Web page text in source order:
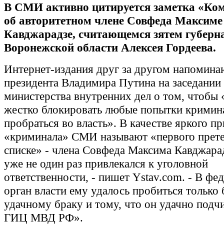
В СМИ активно цитируется заметка
об авторитетном члене Совфеда Максиме
Кавджарадзе, считающемся зятем
Воронежской области Алексея Гордеева.
Интернет-издания друг за другом
президента Владимира Путина на заседании
министерства внутренних дел о том, чтобы
жестко блокировать любые попытки
пробраться во власть». В качестве яркого
«криминала» СМИ называют «первого
списке» - члена Совфеда Максима
уже не один раз привлекался к уголовной
ответственности, - пишет Ystav.com. - В
орган власти ему удалось пробиться только
удачному браку и тому, что он удачно
ГИЦ МВД РФ».